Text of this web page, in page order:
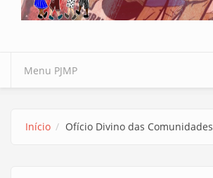
Início Ofício Divino das Comunidades